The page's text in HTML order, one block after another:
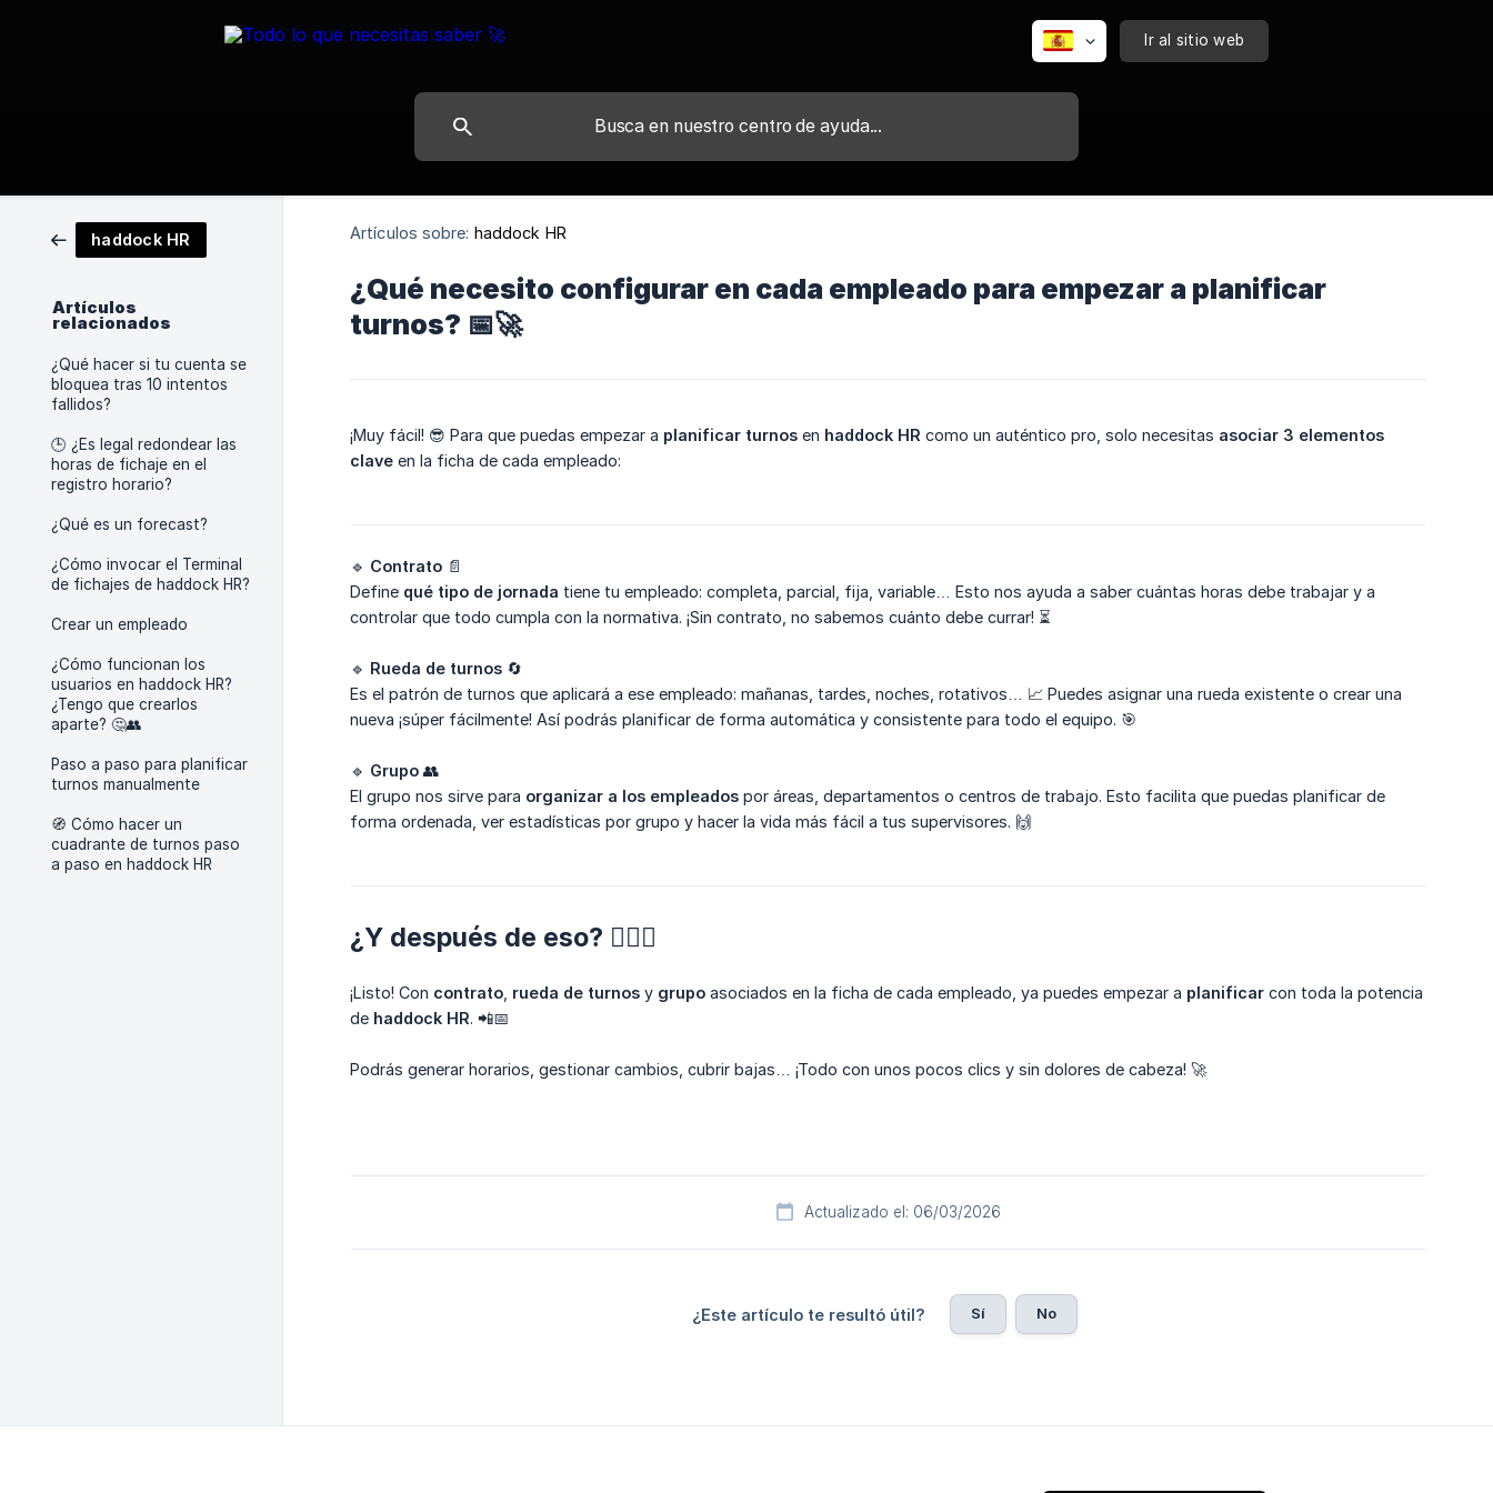
Ir al sitio web
haddock HR
Artículos
relacionados
¿Qué hacer si tu cuenta se
bloquea tras 10 intentos
fallidos?
🕒 ¿Es legal redondear las
horas de fichaje en el
registro horario?
¿Qué es un forecast?
¿Cómo invocar el Terminal
de fichajes de haddock HR?
Crear un empleado
¿Cómo funcionan los
usuarios en haddock HR?
¿Tengo que crearlos
aparte? 🤔👥
Paso a paso para planificar
turnos manualmente
🧭 Cómo hacer un
cuadrante de turnos paso
a paso en haddock HR
Artículos sobre: haddock HR
¿Qué necesito configurar en cada empleado para empezar a planificar
turnos? 📅🚀
¡Muy fácil! 😎 Para que puedas empezar a planificar turnos en haddock HR como un auténtico pro, solo necesitas asociar 3 elementos
clave en la ficha de cada empleado:
🔹 Contrato 📄
Define qué tipo de jornada tiene tu empleado: completa, parcial, fija, variable… Esto nos ayuda a saber cuántas horas debe trabajar y a
controlar que todo cumpla con la normativa. ¡Sin contrato, no sabemos cuánto debe currar! ⏳
🔹 Rueda de turnos 🔄
Es el patrón de turnos que aplicará a ese empleado: mañanas, tardes, noches, rotativos… 📈 Puedes asignar una rueda existente o crear una
nueva ¡súper fácilmente! Así podrás planificar de forma automática y consistente para todo el equipo. 🎯
🔹 Grupo 👥
El grupo nos sirve para organizar a los empleados por áreas, departamentos o centros de trabajo. Esto facilita que puedas planificar de
forma ordenada, ver estadísticas por grupo y hacer la vida más fácil a tus supervisores. 🙌
¿Y después de eso? 🧙‍♂️✨
¡Listo! Con contrato rueda de turnos y grupo asociados en la ficha de cada empleado, ya puedes empezar a planificar con toda la potencia
de haddock HR. 📲📅
Podrás generar horarios, gestionar cambios, cubrir bajas… ¡Todo con unos pocos clics y sin dolores de cabeza! 🚀
Actualizado el: 06/03/2026
¿Este artículo te resultó útil? Sí No